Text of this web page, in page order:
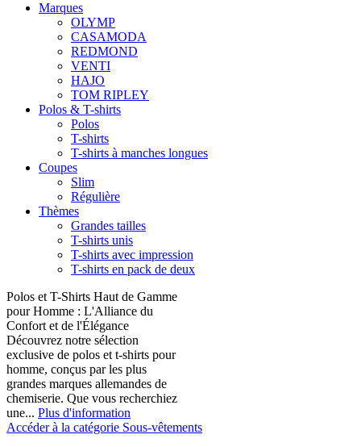
Marques
OLYMP
CASAMODA
REDMOND
VENTI
HAJO
TOM RIPLEY
Polos & T-shirts
Polos
T-shirts
T-shirts à manches longues
Coupes
Slim
Régulière
Thèmes
Grandes tailles
T-shirts unis
T-shirts avec impression
T-shirts en pack de deux
Polos et T-Shirts Haut de Gamme
pour Homme : L'Alliance du
Confort et de l'Élégance
Découvrez notre sélection
exclusive de polos et t-shirts pour
homme, conçus par les plus
grandes marques allemandes de
chemiserie. Que vous recherchiez
une... Plus d'information
Accéder à la catégorie Sous-vêtements